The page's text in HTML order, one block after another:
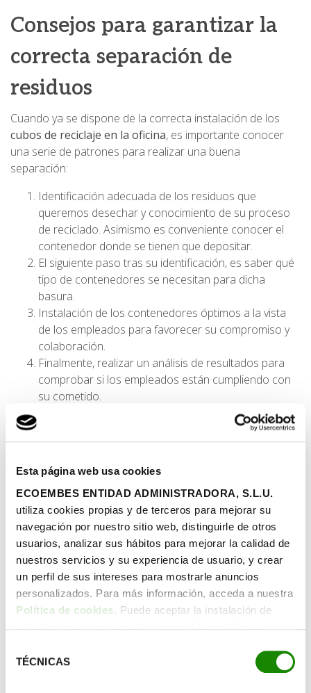
Esta página web usa cookies
ECOEMBES ENTIDAD ADMINISTRADORA, S.L.U.
utiliza cookies propias y de terceros para mejorar su
navegación por nuestro sitio web, distinguirle de otros
usuarios, analizar sus hábitos para mejorar la calidad de
nuestros servicios y su experiencia de usuario, y crear
un perfil de sus intereses para mostrarle anuncios
personalizados. Para más información, acceda a nuestra
Política de cookies. Puede aceptar la instalación de
botón “Configurar cookies”, o rechazar su instalación,
TÉCNICAS
Consejos para garantizar la
correcta separación de
residuos
Cuando ya se dispone de la correcta instalación de los
cubos de reciclaje en la oficina, es importante conocer
una serie de patrones para realizar una buena
separación:
Identificación adecuada de los residuos que
queremos desechar y conocimiento de su proceso
de reciclado. Asimismo es conveniente conocer el
contenedor donde se tienen que depositar.
El siguiente paso tras su identificación, es saber qué
tipo de contenedores se necesitan para dicha
basura.
Instalación de los contenedores óptimos a la vista
de los empleados para favorecer su compromiso y
colaboración.
Finalmente, realizar un análisis de resultados para
comprobar si los empleados están cumpliendo con
su cometido.
¿A dónde van a parar los
residuos de los
de reciclajepara oficinas?
Ahora bien, ¿quién es elresponsable de la recogida de
los residuosde estos contenedores que hay en la
oficina? ¿Qué hace con ellos y a dónde van a parar? ¿Hay
que pagar para que los retiren?
Según la normativa actual, las entidades que generan
basura se tienen que encargar de asumir su gestión. La
encargarse de ellos.